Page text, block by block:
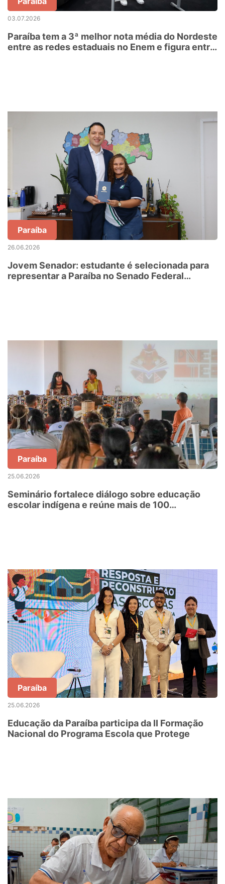
03.07.2026
Paraíba tem a 3ª melhor nota média do Nordeste
entre as redes estaduais no Enem e figura entre
Paraíba
26.06.2026
Jovem Senador: estudante é selecionada para
representar a Paraíba no Senado Federal
Paraíba
25.06.2026
Seminário fortalece diálogo sobre educação
escolar indígena e reúne mais de 100
Paraíba
25.06.2026
Educação da Paraíba participa da II Formação
Nacional do Programa Escola que Protege